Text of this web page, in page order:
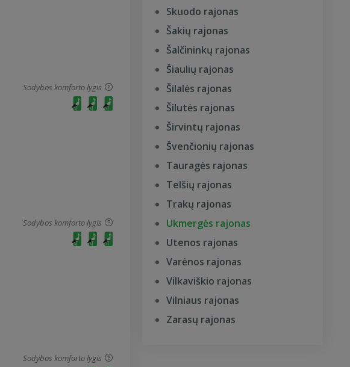
Sodybos komforto lygis
Sodybos komforto lygis
Sodybos komforto lygis
Skuodo rajonas
Šakių rajonas
Šalčininkų rajonas
Šiaulių rajonas
Šilalės rajonas
Šilutės rajonas
Širvintų rajonas
Švenčionių rajonas
Tauragės rajonas
Telšių rajonas
Trakų rajonas
Ukmergės rajonas
Utenos rajonas
Varėnos rajonas
Vilkaviškio rajonas
Vilniaus rajonas
Zarasų rajonas